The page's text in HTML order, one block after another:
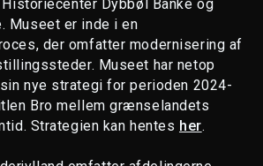
Dybbøl Banke og
Museet er inde i en
der omfatter modernisering af
Museet har netop
nye strategi for perioden 2024-
Bro mellem grænselandets
Strategien kan hentes her.